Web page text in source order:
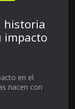
historia
impacto
en el
nacen con